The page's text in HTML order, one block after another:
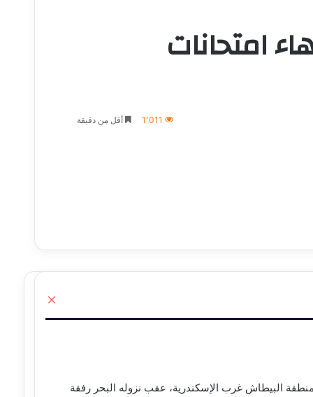
امتحانات
1٬011 أقل من دقيقة
البيطاش غرب الإسكندرية، عقب نزوله البحر رفقة